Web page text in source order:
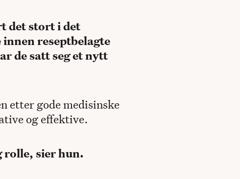
det stort i det
reseptbelagte
de satt seg et nytt
etter gode medisinske
og effektive.
rolle, sier hun.